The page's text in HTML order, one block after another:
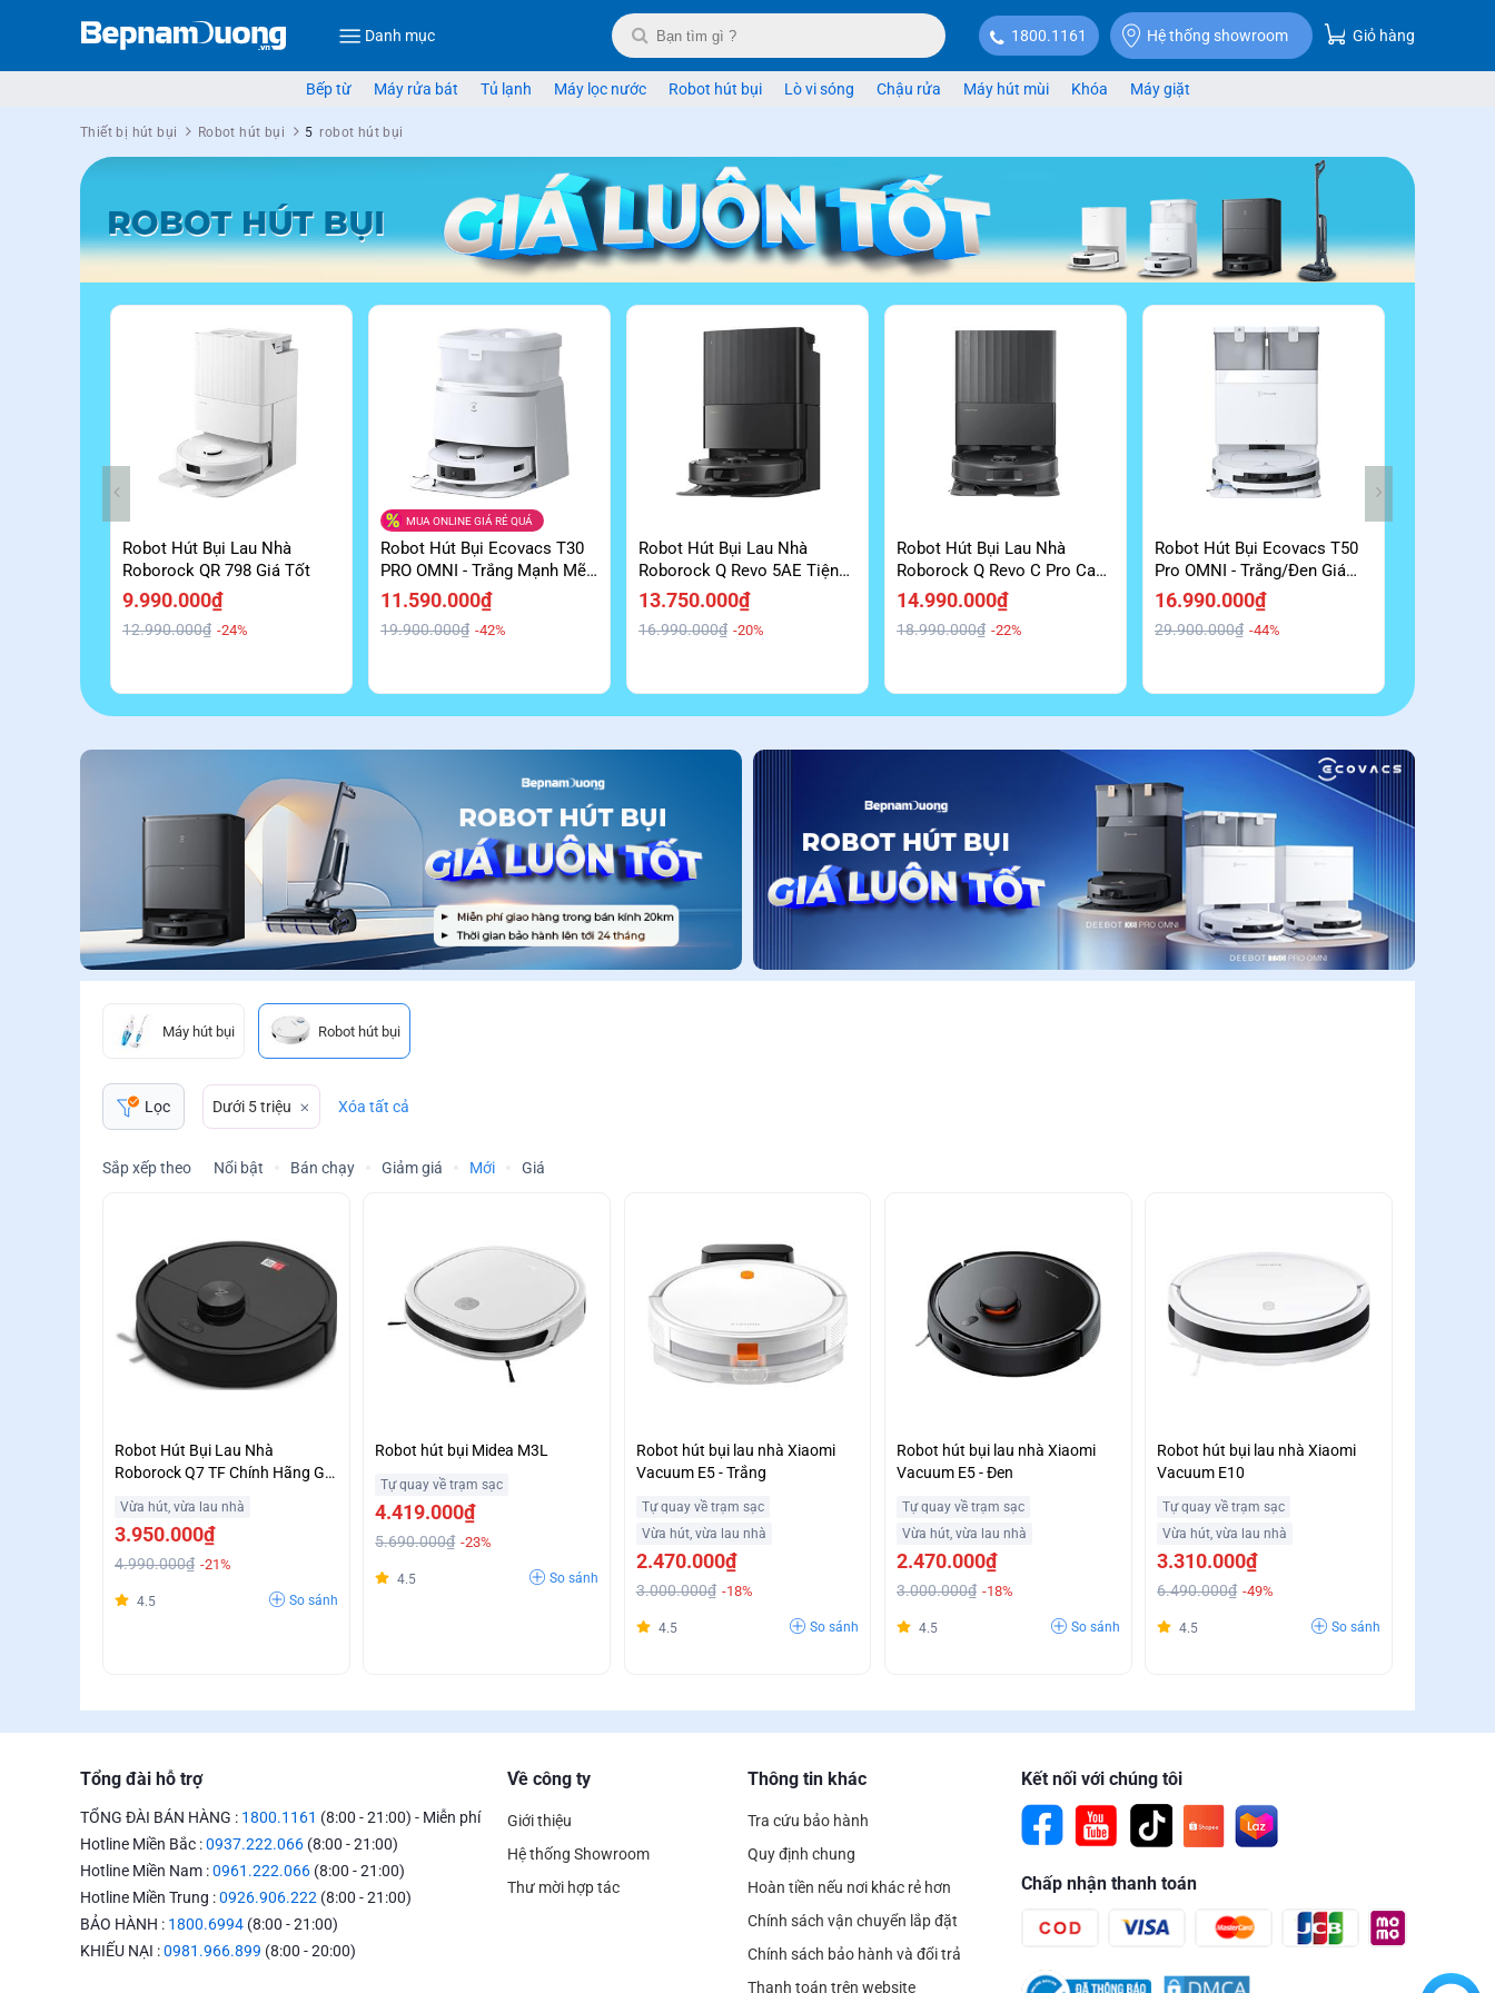
Danh mục 1800.1161 Hệ thống showroom Giỏ hàng
Bếp từ Máy rửa bát Tủ lạnh Máy lọc nước Robot hút bụi Lò vi sóng Chậu rửa Máy hút mùi Khóa Máy giặt
Thiết bị hút bụi Robot hút bụi 5 robot hút bụi
Robot Hút Bụi Lau Nhà
Roborock QR 798 Giá Tốt
9.990.000₫
12.990.000₫ -24%
MUA ONLINE GIÁ RẺ QUÁ
Robot Hút Bụi Ecovacs T30
PRO OMNI - Trắng Mạnh Mẽ
Giá Tốt
11.590.000₫
19.900.000₫ -42%
Robot Hút Bụi Lau Nhà
Roborock Q Revo 5AE Tiện
Lợi Giá Tốt
13.750.000₫
16.990.000₫ -20%
Robot Hút Bụi Lau Nhà
Roborock Q Revo C Pro Cao
Cấp Giá Ưu Đãi
14.990.000₫
18.990.000₫ -22%
Robot Hút Bụi Ecovacs T50
Pro OMNI - Trắng/Đen Giá
Kịch Sàn
16.990.000₫
29.900.000₫ -44%
Máy hút bụi Robot hút bụi
Lọc Dưới 5 triệu Xóa tất cả
Sắp xếp theo Nổi bật Bán chạy Giảm giá Mới Giá
Robot Hút Bụi Lau Nhà
Roborock Q7 TF Chính Hãng Giá
Vừa hút, vừa lau nhà
3.950.000₫
4.990.000₫ -21%
4.5 So sánh
Robot hút bụi Midea M3L
Tự quay về trạm sạc
4.419.000₫
5.690.000₫ -23%
4.5 So sánh
Robot hút bụi lau nhà Xiaomi
Vacuum E5 - Trắng
Tự quay về trạm sạc
Vừa hút, vừa lau nhà
2.470.000₫
3.000.000₫ -18%
4.5 So sánh
Robot hút bụi lau nhà Xiaomi
Vacuum E5 - Đen
Tự quay về trạm sạc
Vừa hút, vừa lau nhà
2.470.000₫
3.000.000₫ -18%
4.5 So sánh
Robot hút bụi lau nhà Xiaomi
Vacuum E10
Tự quay về trạm sạc
Vừa hút, vừa lau nhà
3.310.000₫
6.490.000₫ -49%
4.5 So sánh
Tổng đài hỗ trợ
TỔNG ĐÀI BÁN HÀNG : 1800.1161 (8:00 - 21:00) - Miễn phí
Hotline Miền Bắc :0937.222.066 (8:00 - 21:00)
Hotline Miền Nam :0961.222.066 (8:00 - 21:00)
Hotline Miền Trung :0926.906.222 (8:00 - 21:00)
BẢO HÀNH : 1800.6994 (8:00 - 21:00)
KHIẾU NẠI :0981.966.899 (8:00 - 20:00)
Về công ty
Giới thiệu
Hệ thống Showroom
Thư mời hợp tác
Thông tin khác
Tra cứu bảo hành
Quy định chung
Hoàn tiền nếu nơi khác rẻ hơn
Chính sách vận chuyển lắp đặt
Chính sách bảo hành và đổi trả
Thanh toán trên website
Kết nối với chúng tôi
Chấp nhận thanh toán